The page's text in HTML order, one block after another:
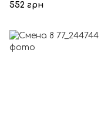
552 грн